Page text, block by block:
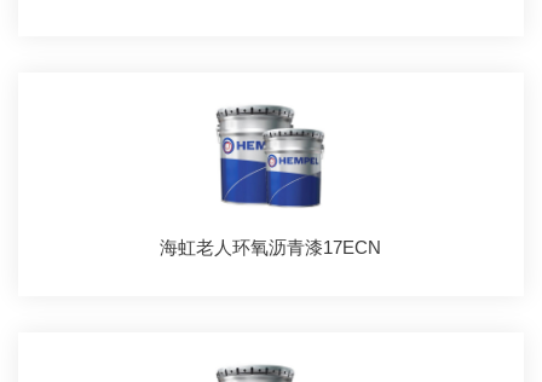
海虹老人环氧沥青漆17ECN